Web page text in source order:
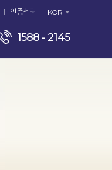
인증센터 KOR
1588 - 2145